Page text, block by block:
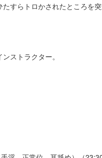
たすらトロかされたところ
ストラクター。